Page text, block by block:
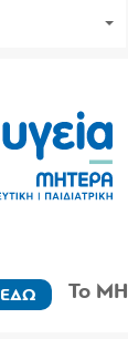
ΕΔΩ Το